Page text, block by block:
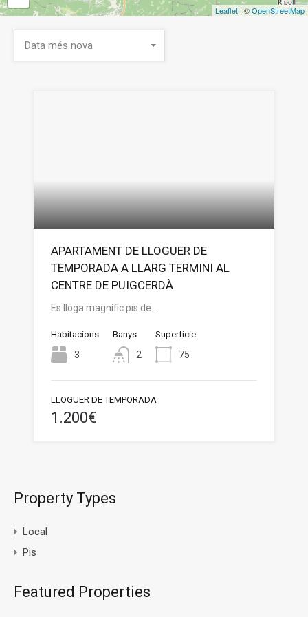
Leaflet | ©OpenStreetMap
Data més nova
APARTAMENT DE LLOGUER DE
TEMPORADA A LLARG TERMINI AL
CENTRE DE PUIGCERDÀ
Es lloga magnífic pis de…
Habitacions
3
Banys
2
Superfície
75
LLOGUER DE TEMPORADA
1.200€
Property Types
Local
Pis
Featured Properties